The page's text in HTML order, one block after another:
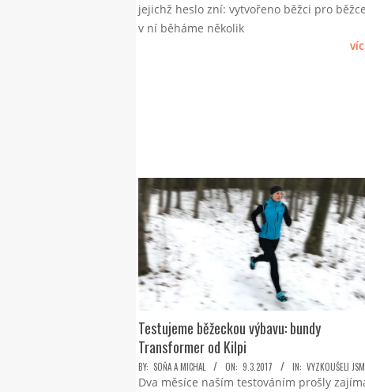
jejichž heslo zní: vytvořeno běžci pro
v ní běháme několik
Testujeme běžeckou výbavu: bundy
Transformer od Kilpi
2017-
03-
BY: SOŇA A MICHAL ON: 9.3.2017 IN: VYZKOUŠELI
Dva měsíce naším testováním prošly